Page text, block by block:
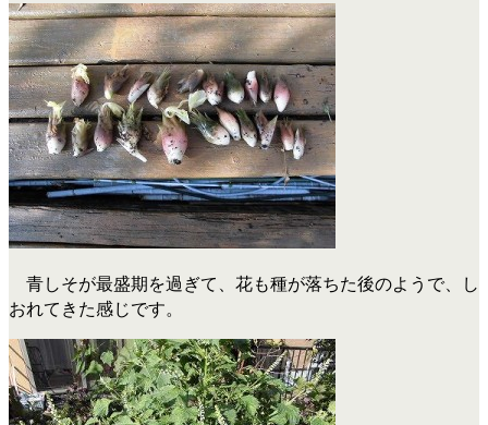
青しそが最盛期を過ぎて、花も種が落ちた後のようで、し
おれてきた感じです。